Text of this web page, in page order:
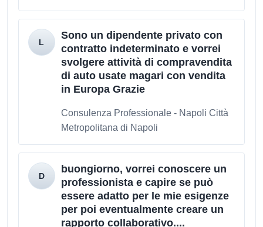
Sono un dipendente privato con
contratto indeterminato e vorrei
svolgere attività di compravendita
di auto usate magari con vendita
in Europa Grazie
Consulenza Professionale - Napoli Città
Metropolitana di Napoli
buongiorno, vorrei conoscere un
professionista e capire se può
essere adatto per le mie esigenze
per poi eventualmente creare un
rapporto collaborativo....